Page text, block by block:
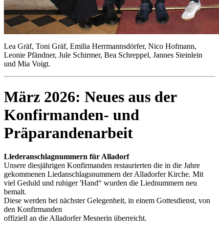
Lea Gräf, Toni Gräf, Emilia Herrmannsdörfer, Nico Hofmann,
Leonie Pfändner, Jule Schirmer, Bea Schreppel, Jannes Steinlein
und Mia Voigt.
März 2026: Neues aus der
Konfirmanden- und
Präparandenarbeit
Llederanschlagnummern für Alladorf
Unsere diesjährigen Konfirmanden restaurierten die in die Jahre
gekommenen Liedanschlagsnummern der Alladorfer Kirche. Mit
viel Geduld und ruhiger 'Hand“ wurden die Liednummern neu
bemalt.
Diese werden bei nächster Gelegenheit, in einem Gottesdienst, von
den Konfirmanden
offiziell an die Alladorfer Mesnerin überreicht.